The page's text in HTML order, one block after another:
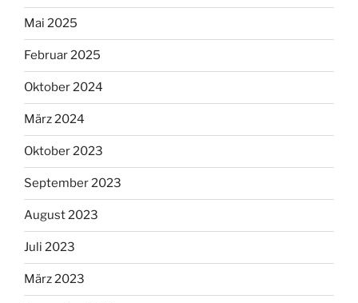
Mai 2025
Februar 2025
Oktober 2024
März 2024
Oktober 2023
September 2023
August 2023
Juli 2023
März 2023